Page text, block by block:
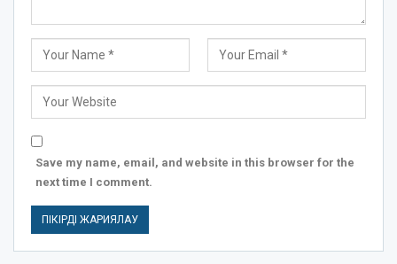
Save my name, email, and website in this browser for the
next time I comment.